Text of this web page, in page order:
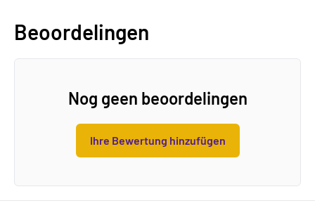
Beoordelingen
Nog geen beoordelingen
Ihre Bewertung hinzufügen